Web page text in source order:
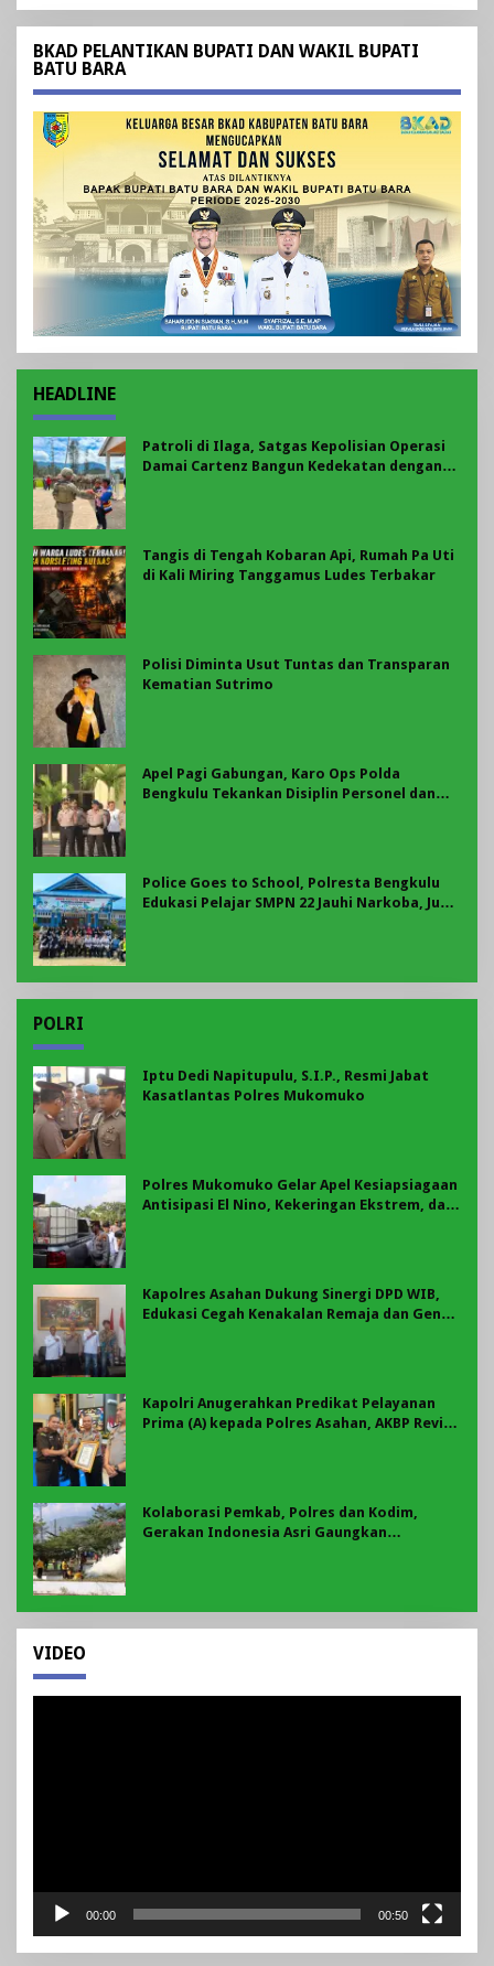
BKAD PELANTIKAN BUPATI DAN WAKIL BUPATI
BATU BARA
HEADLINE
Patroli di Ilaga, Satgas Kepolisian Operasi
Damai Cartenz Bangun Kedekatan dengan
Tangis di Tengah Kobaran Api, Rumah Pa Uti
di Kali Miring Tanggamus Ludes Terbakar
Polisi Diminta Usut Tuntas dan Transparan
Kematian Sutrimo
Apel Pagi Gabungan, Karo Ops Polda
Bengkulu Tekankan Disiplin Personel dan
Police Goes to School, Polresta Bengkulu
Edukasi Pelajar SMPN 22 Jauhi Narkoba, Judi
POLRI
Iptu Dedi Napitupulu, S.I.P., Resmi Jabat
Kasatlantas Polres Mukomuko
Polres Mukomuko Gelar Apel Kesiapsiagaan
Antisipasi El Nino, Kekeringan Ekstrem, dan
Kapolres Asahan Dukung Sinergi DPD WIB,
Edukasi Cegah Kenakalan Remaja dan Geng
Kapolri Anugerahkan Predikat Pelayanan
Prima (A) kepada Polres Asahan, AKBP Revi
Kolaborasi Pemkab, Polres dan Kodim,
Gerakan Indonesia Asri Gaungkan
VIDEO
00:00 00:50